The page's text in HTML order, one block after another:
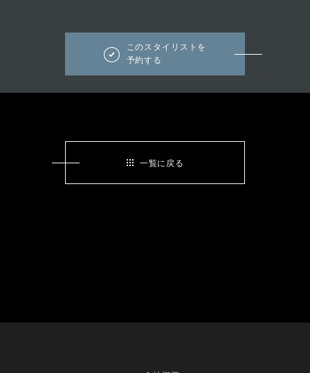
このスタイリストを
予約する
一覧に戻る